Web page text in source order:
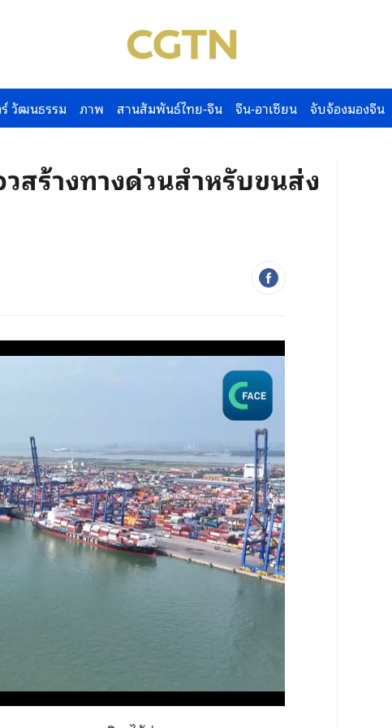
วัฒนธรรม ภาพ สานสัมพันธ์ไทย-จีน จีน-อาเซียน จับจ้องมองจีน
วสร้างทางด่วนสำหรับขนส่ง